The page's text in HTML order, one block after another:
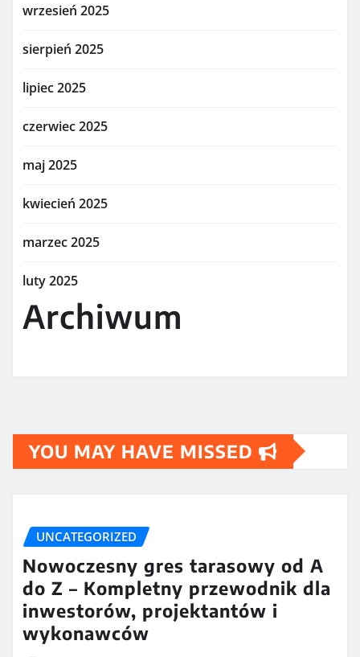
wrzesień 2025
sierpień 2025
lipiec 2025
czerwiec 2025
maj 2025
kwiecień 2025
marzec 2025
luty 2025
Archiwum
YOU MAY HAVE MISSED
UNCATEGORIZED
Nowoczesny gres tarasowy od A
do Z – Kompletny przewodnik dla
inwestorów, projektantów i
wykonawców